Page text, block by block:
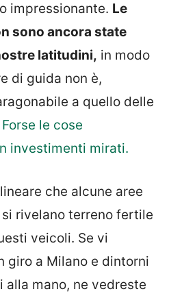
impressionante. Le
sono ancora state
latitudini, in modo
di guida non è,
a quello delle
Forse le cose
investimenti mirati.
che alcune aree
rivelano terreno fertile
veicoli. Se vi
giro a Milano e dintorni
alla mano, ne vedreste